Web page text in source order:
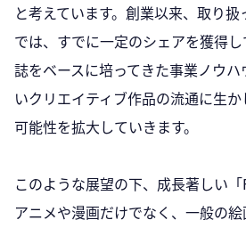
と考えています。創業以来、取り
では、すでに一定のシェアを獲得
誌をベースに培ってきた事業ノウ
いクリエイティブ作品の流通に生
可能性を拡大していきます。
このような展望の下、成長著しい「
アニメや漫画だけでなく、一般の